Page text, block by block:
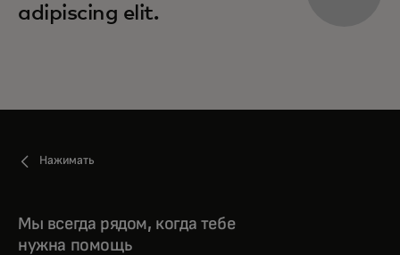
adipiscing elit.
Нажимать
Мы всегда рядом, когда тебе
нужна помощь